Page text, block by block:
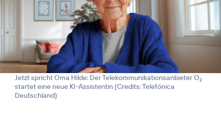
Jetzt spricht Oma Hilde: Der Telekommunikationsanbieter O2
startet eine neue KI-Assistentin (Credits: Telefónica
Deutschland)